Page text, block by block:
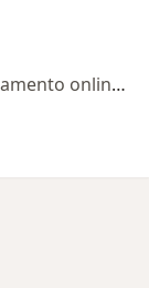
Esse especialista não oferece agendamento online para esse endereço.